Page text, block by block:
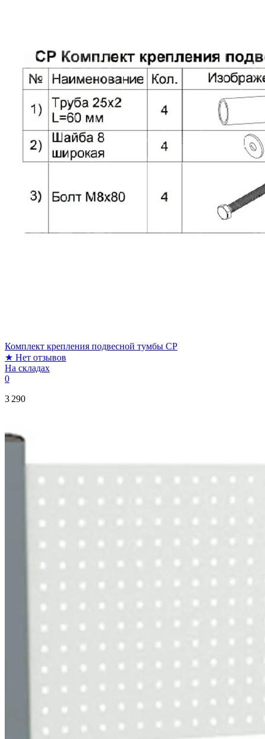
Комплект крепления подвесной тумбы СР
★ Нет отзывов
На складах
0
3 290